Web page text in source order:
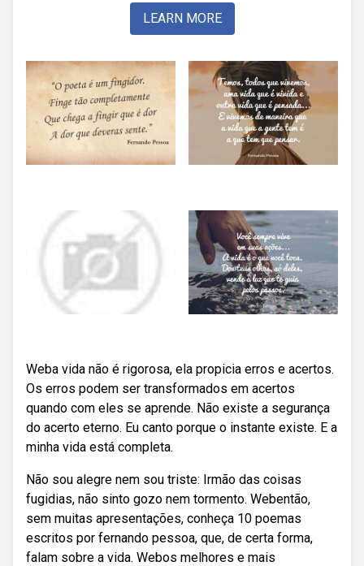
LEARN MORE
Weba vida não é rigorosa, ela propicia erros e acertos.
Os erros podem ser transformados em acertos
quando com eles se aprende. Não existe a segurança
do acerto eterno. Eu canto porque o instante existe. E a
minha vida está completa.
Não sou alegre nem sou triste: Irmão das coisas
fugidias, não sinto gozo nem tormento. Webentão,
sem muitas apresentações, conheça 10 poemas
escritos por fernando pessoa, que, de certa forma,
falam sobre a vida. Webos melhores e mais